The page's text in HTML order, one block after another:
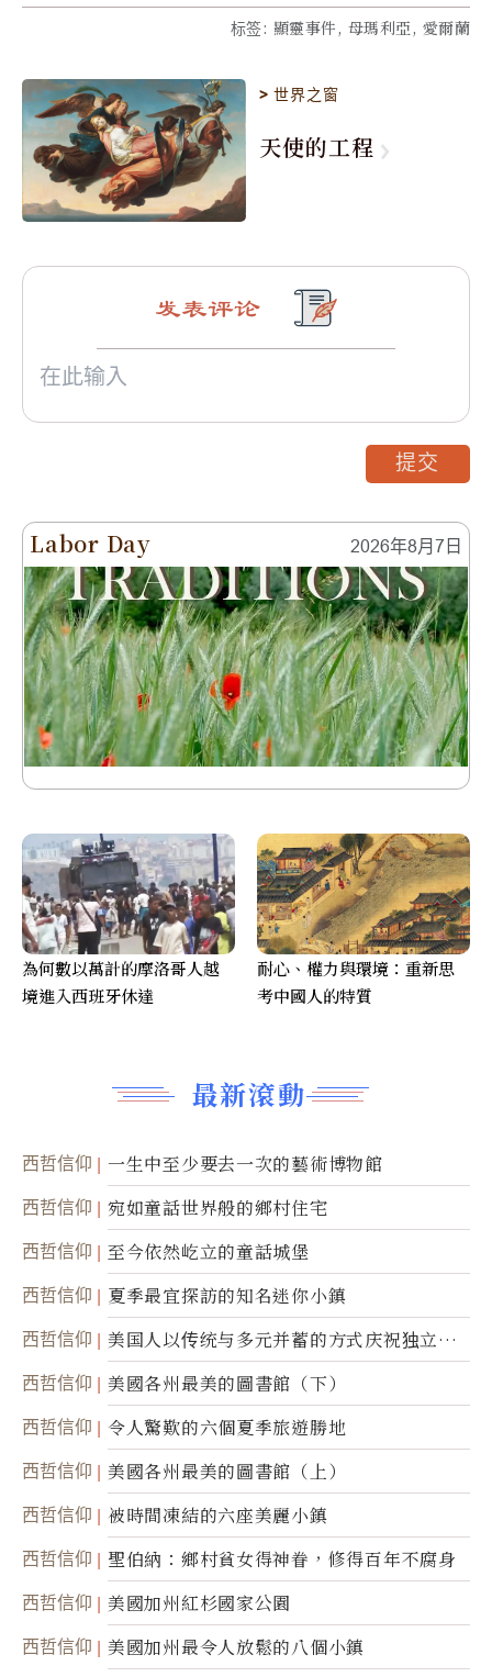
标签: 顯靈事件, 母瑪利亞, 愛爾蘭
>世界之窗
天使的工程
Labor Day 2026年8月7日
最新滾動
西哲信仰 一生中至少要去一次的藝術博物館
西哲信仰 宛如童話世界般的鄉村住宅
西哲信仰 至今依然屹立的童話城堡
西哲信仰 夏季最宜探訪的知名迷你小鎮
西哲信仰
美国人以传统与多元并蓄的方式庆祝独立日2
50周年
西哲信仰 美國各州最美的圖書館（下）
西哲信仰 令人驚歎的六個夏季旅遊勝地
西哲信仰 美國各州最美的圖書館（上）
西哲信仰 被時間凍結的六座美麗小鎮
西哲信仰 聖伯納：鄉村貧女得神眷，修得百年不腐身
西哲信仰 美國加州紅杉國家公園
西哲信仰 美國加州最令人放鬆的八個小鎮
发表评论
提交
為何數以萬計的摩洛哥人越
境進入西班牙休達
耐心、權力與環境：重新思
考中國人的特質